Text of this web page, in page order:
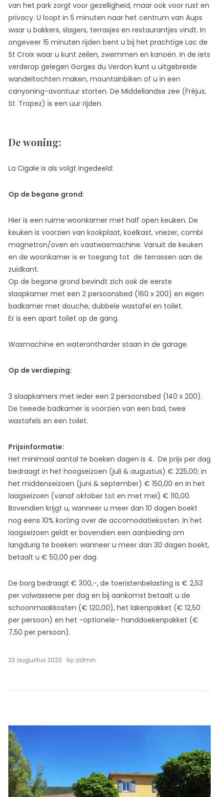
van het park zorgt voor gezelligheid, maar ook voor rust en
privacy. U loopt in 5 minuten naar het centrum van Aups
waar u bakkers, slagers, terrasjes en restaurantjes vindt. In
ongeveer 15 minuten rijden bent u bij het prachtige Lac de
St Croix waar u kunt zeilen, zwemmen en kanoën. In de iets
verderop gelegen Gorges du Verdon kunt u uitgebreide
wandeltochten maken, mountainbiken of u in een
canyoning-avontuur storten. De Middellandse zee (Fréjus,
St. Tropez) is een uur rijden.
De woning:
La Cigale is als volgt ingedeeld:
Op de begane grond:
Hier is een ruime woonkamer met half open keuken. De
keuken is voorzien van kookplaat, koelkast, vriezer, combi
magnetron/oven en vaatwasmachine. Vanuit de keuken
en de woonkamer is er toegang tot de terrassen aan de
zuidkant.
Op de begane grond bevindt zich ook de eerste
slaapkamer met een 2 persoonsbed (160 x 200) en eigen
badkamer met douche, dubbele wastafel en toilet.
Er is een apart toilet op de gang.
Wasmachine en waterontharder staan in de garage.
Op de verdieping:
3 slaapkamers met ieder een 2 persoonsbed (140 x 200).
De tweede badkamer is voorzien van een bad, twee
wastafels en een toilet.
Prijsinformatie:
Het minimaal aantal te boeken dagen is 4. De prijs per dag
bedraagt in het hoogseizoen (juli & augustus) € 225,00; in
het middenseizoen (juni & september) € 150,00 en in het
laagseizoen (vanaf oktober tot en met mei) € 110,00.
Bovendien krijgt u, wanneer u meer dan 10 dagen boekt
nog eens 10% korting over de accomodatiekosten. In het
laagseizoen geldt er bovendien een aanbieding om
langdurig te boeken: wanneer u meer dan 30 dagen boekt,
betaalt u € 50,00 per dag.
De borg bedraagt € 300,-, de toeristenbelasting is € 2,53
per volwassene per dag en bij aankomst betaalt u de
schoonmaakkosten (€ 120,00), het lakenpakket (€ 12,50
per persoon) en het -optionele- handdoekenpakket (€
7,50 per persoon).
23 augustus 2020 by admin